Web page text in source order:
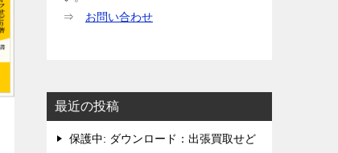
⇒ お問い合わせ
最近の投稿
保護中: ダウンロード：出張買取せど